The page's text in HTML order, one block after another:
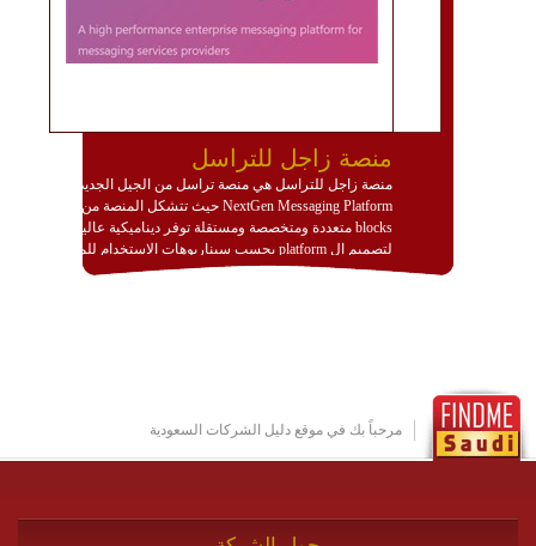
منصة زاجل للتراسل
منصة زاجل للتراسل هي منصة تراسل من الجيل الجديد
NextGen Messaging Platform حيث تتشكل المنصة من
blocks متعددة ومتخصصة ومستقلة توفر ديناميكية عالية
لتصميم ال platform بحسب سيناريوهات الاستخدام للمنصة
وتتوافق مع النشر والاستثمار ضمن بيئة استضافة dedicated
http://www.plutosms.com/zagel
مرحباً بك في موقع دليل الشركات السعودية